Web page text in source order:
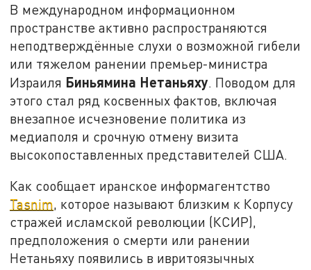
В международном информационном
пространстве активно распространяются
неподтверждённые слухи о возможной гибели
или тяжелом ранении премьер-министра
Израиля Биньямина Нетаньяху. Поводом для
этого стал ряд косвенных фактов, включая
внезапное исчезновение политика из
медиаполя и срочную отмену визита
высокопоставленных представителей США.
Как сообщает иранское информагентство
Tasnim, которое называют близким к Корпусу
стражей исламской революции (КСИР),
предположения о смерти или ранении
Нетаньяху появились в ивритоязычных